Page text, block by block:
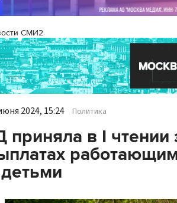
СМИ2
2024, 15:24 Политика
приняла в I чтении